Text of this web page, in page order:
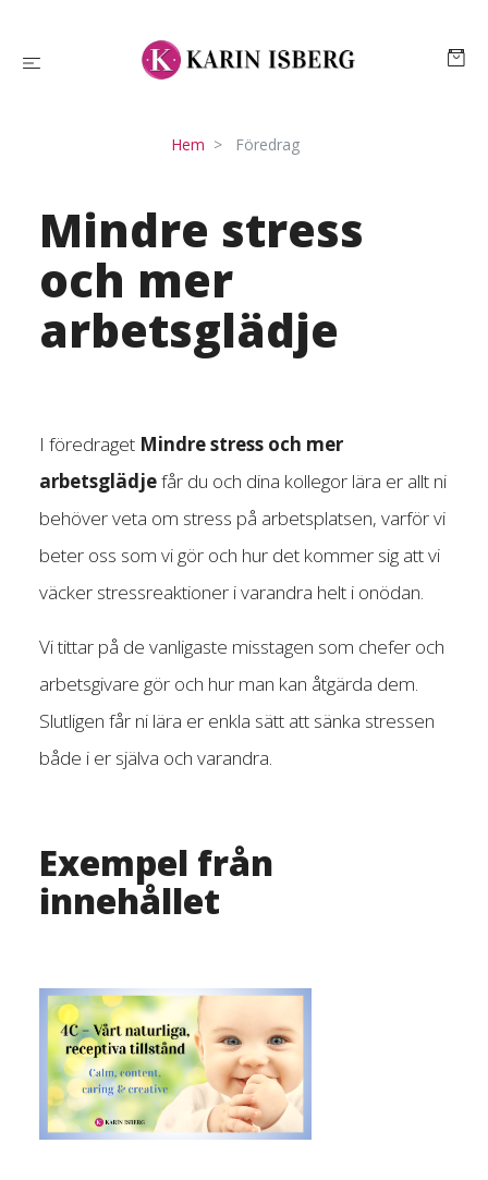
Hem Föredrag
Mindre stress
och mer
arbetsglädje
I föredraget Mindre stress och mer
arbetsglädjefår du och dina kollegor lära er allt ni
behöver veta om stress på arbetsplatsen, varför vi
beter oss som vi gör och hur det kommer sig att vi
väcker stressreaktioner i varandra helt i onödan.
Vi tittar på de vanligaste misstagen som chefer och
arbetsgivare gör och hur man kan åtgärda dem.
Slutligen får ni lära er enkla sätt att sänka stressen
både i er själva och varandra.
Exempel från
innehållet